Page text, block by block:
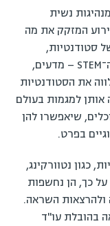
נשית
המזקק את מה
סטודנטיות,
בוגרות והשראה נשית מתמשכת בתחומי ה־STEM – מדעים,
את הסטודנטיות
למגמות בעולם
שיאפשרו להן
בפרט.
כגון נטוורקינג,
על כך, הן נחשפות
ולהרצאות השראה.
בהובלת עו"ד